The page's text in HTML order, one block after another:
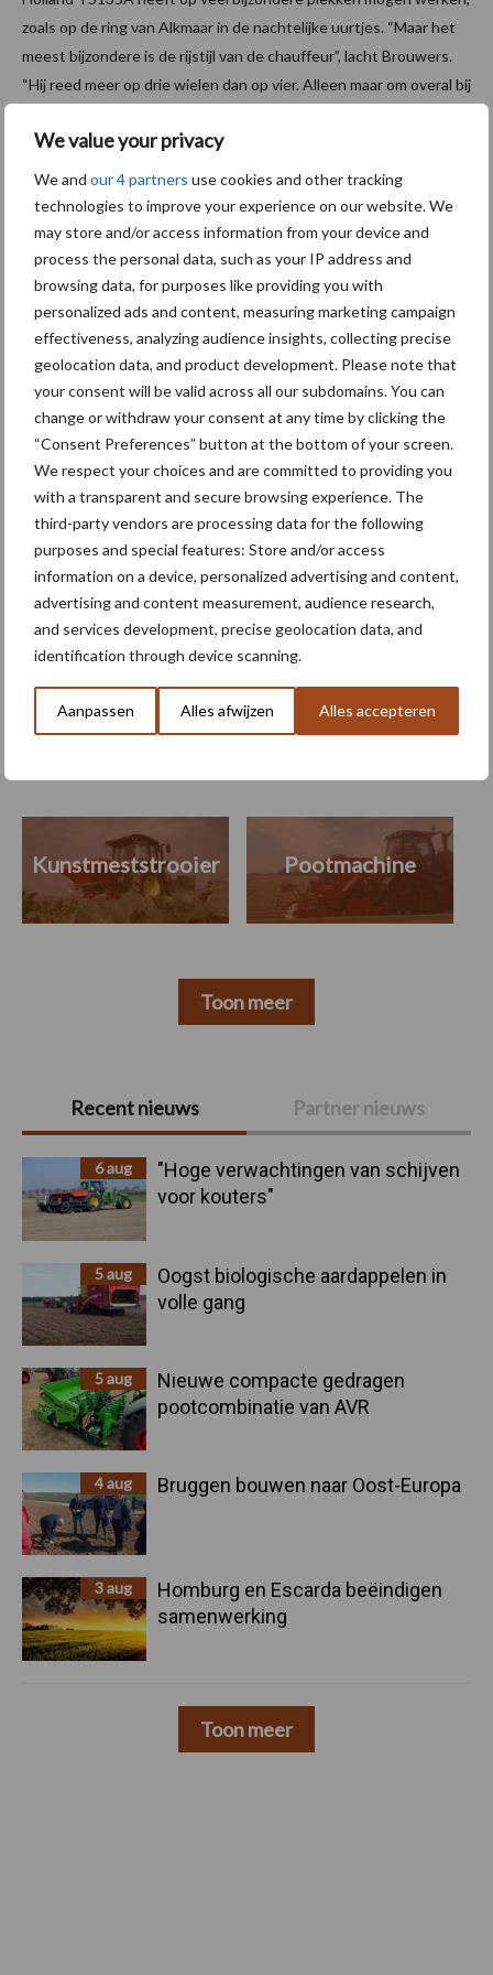
We value your privacy
We and our 4 partners use cookies and other tracking
technologies to improve your experience on our website. We
may store and/or access information from your device and
process the personal data, such as your IP address and
browsing data, for purposes like providing you with
personalized ads and content, measuring marketing campaign
effectiveness, analyzing audience insights, collecting precise
geolocation data, and product development. Please note that
your consent will be valid across all our subdomains. You can
change or withdraw your consent at any time by clicking the
“Consent Preferences” button at the bottom of your screen.
We respect your choices and are committed to providing you
with a transparent and secure browsing experience. The
third-party vendors are processing data for the following
purposes and special features: Store and/or access
information on a device, personalized advertising and content,
advertising and content measurement, audience research,
and services development, precise geolocation data, and
identification through device scanning.
Aanpassen Alles afwijzen Alles accepteren
zoals op de ring van Alkmaar in de nachtelijke uurtjes. “Maar het
meest bijzondere is de rijstijl van de chauffeur”, lacht Brouwers.
“Hij reed meer op drie wielen dan op vier. Alleen maar om overal bij
Primaire
Sidebar
Recent nieuws Partner nieuws
6 aug
"Hoge verwachtingen van schijven
voor kouters"
5 aug
Oogst biologische aardappelen in
volle gang
5 aug
Nieuwe compacte gedragen
pootcombinatie van AVR
4 aug Bruggen bouwen naar Oost-Europa
3 aug
Homburg en Escarda beëindigen
samenwerking
Toon meer
Aanbevolen voor jou! trekkers
Claas komt met drie nieuwe
Axion 8 Cmatic-modellen
tot 313 pk
Fendt viert 50.000e Fendt
900 Vario met een
gelimiteerd jubileummodel
Juiste bandenspanning
levert meetbare
brandstofbesparing op bij
transportwerk
Machines Duurzaamheid
Kunstmeststrooier Pootmachine
Toon meer